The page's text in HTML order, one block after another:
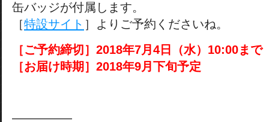
缶バッジが付属します。
［特設サイト ］よりご予約くださいね。
［ご予約締切］2018年7月4日（水）10:00まで
［お届け時期］2018年9月下旬予定
―――――